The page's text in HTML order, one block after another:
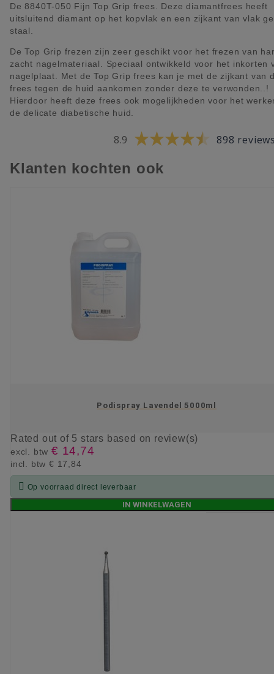
De 8840T-050 Fijn Top Grip frees. Deze diamantfrees heeft
uitsluitend diamant op het kopvlak en een zijkant van vlak
staal.
De Top Grip frezen zijn zeer geschikt voor het frezen van
zacht nagelmateriaal. Speciaal ontwikkeld voor het inkorten
nagelplaat. Met de Top Grip frees kan je met de zijkant van
frees tegen de huid aankomen zonder deze te verwonden..!
Hierdoor heeft deze frees ook mogelijkheden voor het
de delicate diabetische huid.
8.9 898
Klanten kochten ook
Podispray Lavendel 5000ml
Rated out of 5 stars based on review(s)
excl. btw € 14,74
incl. btw € 17,84
 Op voorraad direct leverbaar
IN WINKELWAGEN